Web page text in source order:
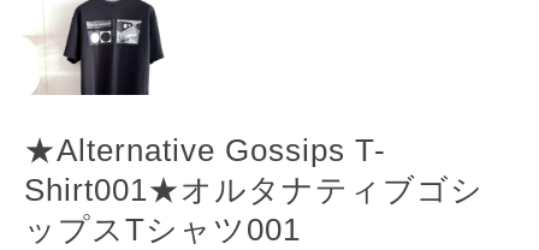
★Alternative Gossips T-
Shirt001★オルタナティブゴシ
ップスTシャツ001